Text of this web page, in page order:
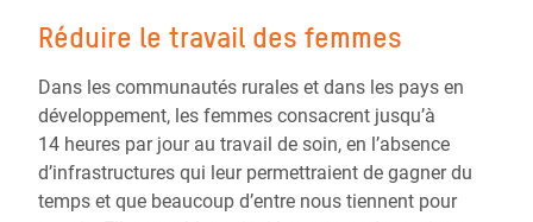
Réduire le travail des femmes
Dans les communautés rurales et dans les pays en
développement, les femmes consacrent jusqu’à
14 heures par jour au travail de soin, en l’absence
d’infrastructures qui leur permettraient de gagner du
temps et que beaucoup d’entre nous tiennent pour